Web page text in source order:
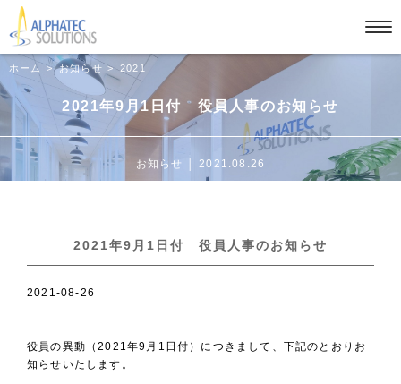
ホーム お知らせ 2021
2021年9月1日付 役員人事のお知らせ
お知らせ │ 2021.08.26
2021年9月1日付 役員人事のお知らせ
2021-08-26
役員の異動（2021年9月1日付）につきまして、下記のとおりお
知らせいたします。